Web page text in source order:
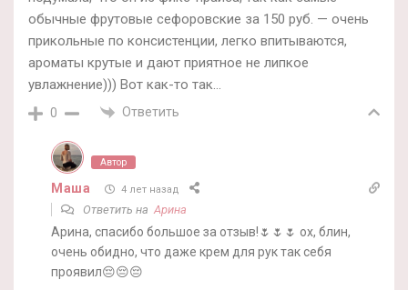
обычные фрутовые сефоровские за 150 руб. — очень
прикольные по консистенции, легко впитываются,
ароматы крутые и дают приятное не липкое
увлажнение))) Вот как-то так…
0 Ответить
Автор
Маша 4 лет назад
Ответить наАрина
Арина, спасибо большое за отзыв!🌷🌷🌷 ох, блин,
очень обидно, что даже крем для рук так себя
проявил😔😔😔